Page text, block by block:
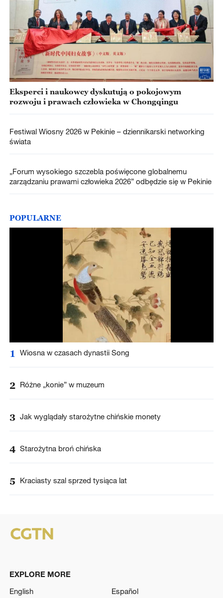
Eksperci i naukowcy dyskutują o pokojowym
rozwoju i prawach człowieka w Chongqingu
Festiwal Wiosny 2026 w Pekinie – dziennikarski networking
świata
„Forum wysokiego szczebla poświęcone globalnemu
zarządzaniu prawami człowieka 2026” odbędzie się w Pekinie
POPULARNE
1 Wiosna w czasach dynastii Song
2 Różne „konie” w muzeum
3 Jak wyglądały starożytne chińskie monety
4 Starożytna broń chińska
5 Kraciasty szal sprzed tysiąca lat
EXPLORE MORE
English
Español